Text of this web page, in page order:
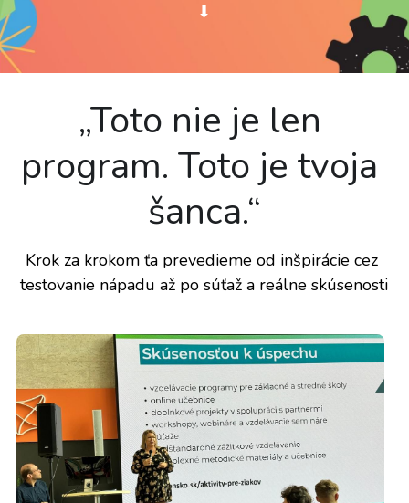
⬇
„Toto nie je len
program. Toto je tvoja
šanca.“
Krok za krokom ťa prevedieme od inšpirácie cez
testovanie nápadu až po súťaž a reálne skúsenosti